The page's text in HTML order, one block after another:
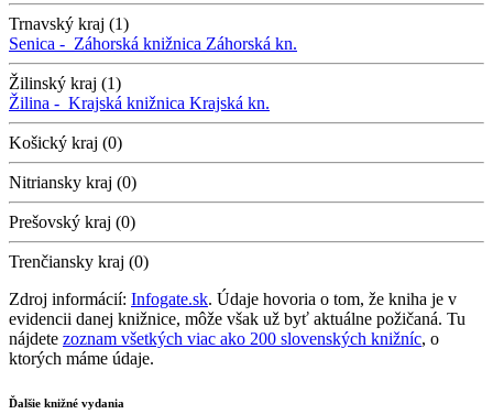
Trnavský kraj (1)
Senica - Záhorská knižnica Záhorská kn.
Žilinský kraj (1)
Žilina - Krajská knižnica Krajská kn.
Košický kraj (0)
Nitriansky kraj (0)
Prešovský kraj (0)
Trenčiansky kraj (0)
Zdroj informácií: Infogate.sk. Údaje hovoria o tom, že kniha je v
evidencii danej knižnice, môže však už byť aktuálne požičaná. Tu
nájdete zoznam všetkých viac ako 200 slovenských knižníc, o
ktorých máme údaje.
Ďalšie knižné vydania